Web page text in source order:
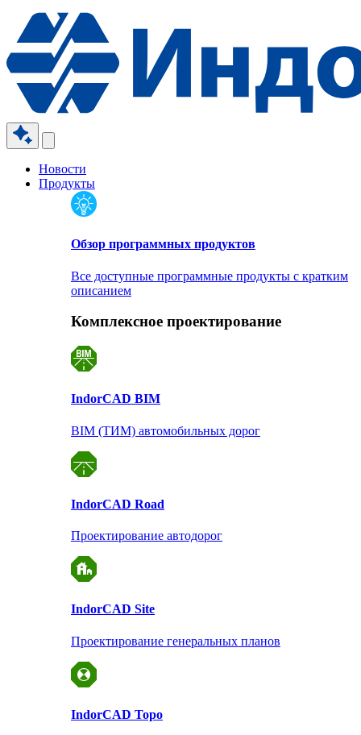
Новости
Продукты
Обзор программных продуктов
Все доступные программные продукты с кратким
описанием
Комплексное проектирование
IndorCAD BIM
BIM (ТИМ) автомобильных дорог
IndorCAD Road
Проектирование автодорог
IndorCAD Site
Проектирование генеральных планов
IndorCAD Topo